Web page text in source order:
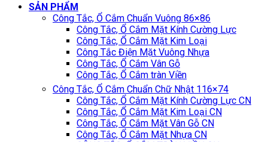
SẢN PHẨM
Công Tắc, Ổ Cắm Chuẩn Vuông 86×86
Công Tắc, Ổ Cắm Mặt Kính Cường Lực
Công Tắc, Ổ Cắm Mặt Kim Loại
Công Tắc Điện Mặt Vuông Nhựa
Công Tắc, Ổ Cắm Vân Gỗ
Công Tắc, Ổ Cắm tràn Viền
Công Tắc, Ổ Cắm Chuẩn Chữ Nhật 116×74
Công Tắc, Ổ Cắm Mặt Kính Cường Lực CN
Công Tắc, Ổ Cắm Mặt Kim Loại CN
Công Tắc, Ổ Cắm Mặt Vân Gỗ CN
Công Tắc, Ổ Cắm Mặt Nhựa CN